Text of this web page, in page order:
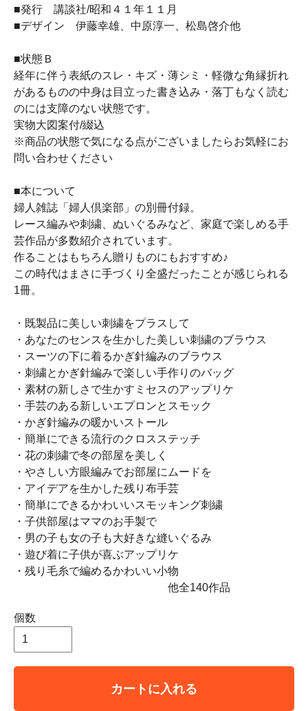
■発行 講談社/昭和４１年１１月
■デザイン 伊藤幸雄、中原淳一、松島啓介他
■状態Ｂ
経年に伴う表紙のスレ・キズ・薄シミ・軽微な角縁折れ
があるものの中身は目立った書き込み・落丁もなく読む
のには支障のない状態です。
実物大図案付/綴込
※商品の状態で気になる点がございましたらお気軽にお
問い合わせください
■本について
婦人雑誌「婦人倶楽部」の別冊付録。
レース編みや刺繍、ぬいぐるみなど、家庭で楽しめる手
芸作品が多数紹介されています。
作ることはもちろん贈りものにもおすすめ♪
この時代はまさに手づくり全盛だったことが感じられる
1冊。
・既製品に美しい刺繍をプラスして
・あなたのセンスを生かした美しい刺繍のブラウス
・スーツの下に着るかぎ針編みのブラウス
・刺繍とかぎ針編みで楽しい手作りのバッグ
・素材の新しさで生かすミセスのアップリケ
・手芸のある新しいエプロンとスモック
・かぎ針編みの暖かいストール
・簡単にできる流行のクロスステッチ
・花の刺繍で冬の部屋を美しく
・やさしい方眼編みでお部屋にムードを
・アイデアを生かした残り布手芸
・簡単にできるかわいいスモッキング刺繍
・子供部屋はママのお手製で
・男の子も女の子も大好きな縫いぐるみ
・遊び着に子供が喜ぶアップリケ
・残り毛糸で編めるかわいい小物
他全140作品
個数
カートに入れる